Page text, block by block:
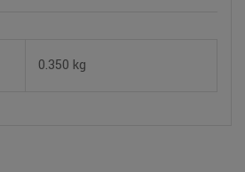
0.350 kg